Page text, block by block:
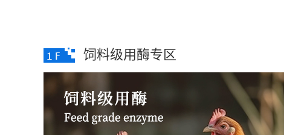
饲料级用酶专区